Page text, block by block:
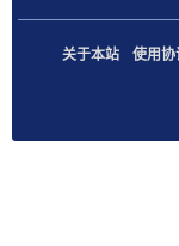
关于本站 使用协